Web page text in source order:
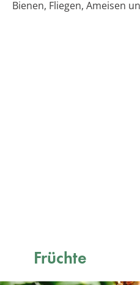
Bienen, Fliegen, Ameisen
Früchte